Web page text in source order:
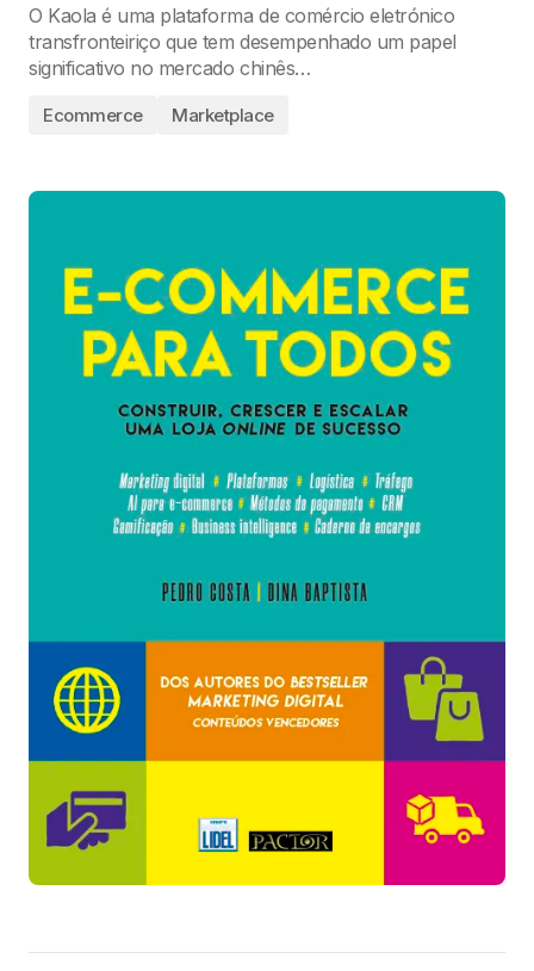
O Kaola é uma plataforma de comércio eletrónico
transfronteiriço que tem desempenhado um papel
significativo no mercado chinês…
Ecommerce Marketplace